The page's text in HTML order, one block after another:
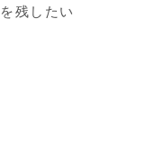
残したい